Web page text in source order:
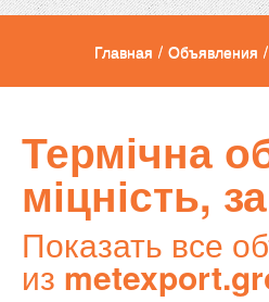
Главная / Объявления /
Термічна
міцність,
Показать все
из